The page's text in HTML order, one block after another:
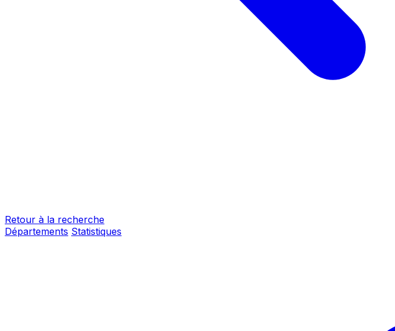
Retour à la recherche
Départements Statistiques